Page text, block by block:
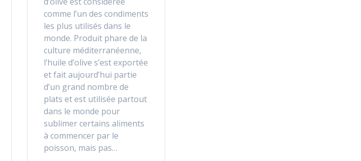
comme l’un des condiments
les plus utilisés dans le
monde. Produit phare de la
culture méditerranéenne,
l’huile d’olive s’est exportée
et fait aujourd’hui partie
d’un grand nombre de
plats et est utilisée partout
dans le monde pour
sublimer certains aliments
à commencer par le
poisson, mais pas…